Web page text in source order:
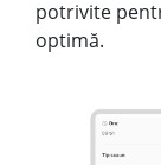
potrivite
optimă.